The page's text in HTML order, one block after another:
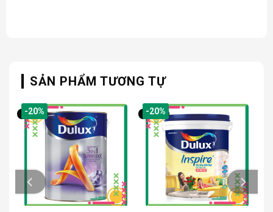
SẢN PHẨM TƯƠNG TỰ
-20% -20%